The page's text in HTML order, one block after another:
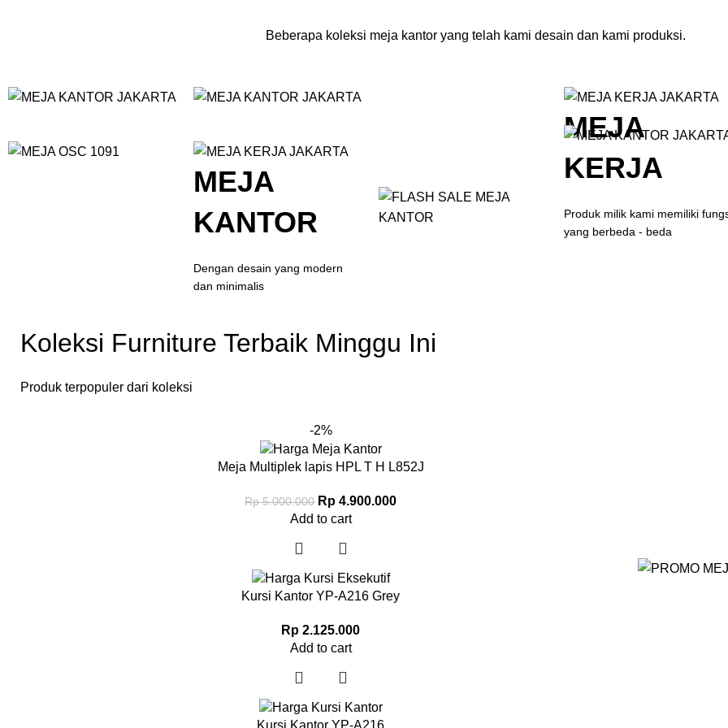
Beberapa koleksi meja kantor yang telah kami desain dan kami produksi.
MEJA
KANTOR
Dengan desain yang modern
dan minimalis
MEJA
KERJA
Produk milik kami memiliki
yang berbeda - beda
Koleksi Furniture Terbaik Minggu Ini
Produk terpopuler dari koleksi
-2%
Meja Multiplek lapis HPL T H L852J
Rp5.000.000 Rp 4.900.000
Add to cart
Kursi Kantor YP-A216 Grey
Rp 2.125.000
Add to cart
Kursi Kantor YP-A216